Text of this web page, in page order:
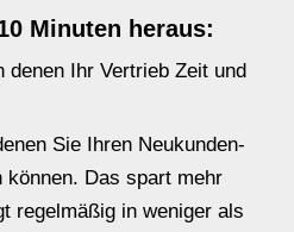
Minuten heraus:
denen Ihr Vertrieb Zeit und
Sie Ihren Neukunden-
können. Das spart mehr
regelmäßig in weniger als